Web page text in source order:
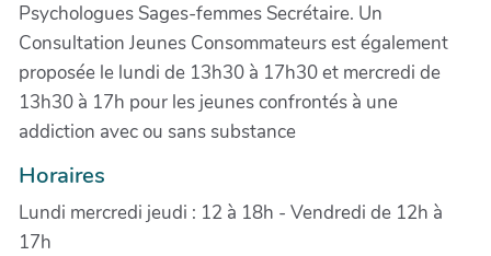
Psychologues Sages-femmes Secrétaire. Un
Consultation Jeunes Consommateurs est également
proposée le lundi de 13h30 à 17h30 et mercredi de
13h30 à 17h pour les jeunes confrontés à une
addiction avec ou sans substance
Horaires
Lundi mercredi jeudi : 12 à 18h - Vendredi de 12h à
17h